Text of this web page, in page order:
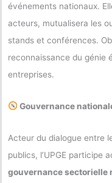
événements nationaux.
acteurs, mutualisera les
stands et conférences.
reconnaissance du génie
entreprises.
Gouvernance
Acteur du dialogue entre
publics, l’UPGE participe
gouvernance sectorielle